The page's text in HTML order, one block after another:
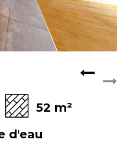
52 m²
d'eau